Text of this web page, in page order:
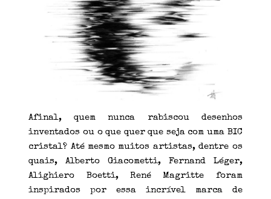
Afinal, quem nunca rabiscou desenhos
inventados ou o que quer que seja com uma BIC
cristal? Até mesmo muitos artistas, dentre os
quais, Alberto Giacometti, Fernand Léger,
Alighiero Boetti, René Magritte foram
inspirados por essa incrível marca de